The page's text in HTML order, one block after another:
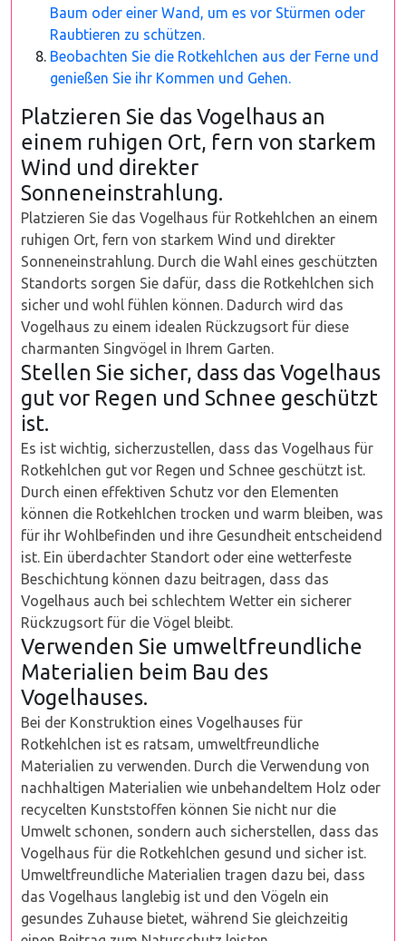
Baum oder einer Wand, um es vor Stürmen oder
Raubtieren zu schützen.
Beobachten Sie die Rotkehlchen aus der Ferne und
genießen Sie ihr Kommen und Gehen.
Platzieren Sie das Vogelhaus an
einem ruhigen Ort, fern von starkem
Wind und direkter
Sonneneinstrahlung.
Platzieren Sie das Vogelhaus für Rotkehlchen an einem
ruhigen Ort, fern von starkem Wind und direkter
Sonneneinstrahlung. Durch die Wahl eines geschützten
Standorts sorgen Sie dafür, dass die Rotkehlchen sich
sicher und wohl fühlen können. Dadurch wird das
Vogelhaus zu einem idealen Rückzugsort für diese
charmanten Singvögel in Ihrem Garten.
Stellen Sie sicher, dass das Vogelhaus
gut vor Regen und Schnee geschützt
ist.
Es ist wichtig, sicherzustellen, dass das Vogelhaus für
Rotkehlchen gut vor Regen und Schnee geschützt ist.
Durch einen effektiven Schutz vor den Elementen
können die Rotkehlchen trocken und warm bleiben, was
für ihr Wohlbefinden und ihre Gesundheit entscheidend
ist. Ein überdachter Standort oder eine wetterfeste
Beschichtung können dazu beitragen, dass das
Vogelhaus auch bei schlechtem Wetter ein sicherer
Rückzugsort für die Vögel bleibt.
Verwenden Sie umweltfreundliche
Materialien beim Bau des
Vogelhauses.
Bei der Konstruktion eines Vogelhauses für
Rotkehlchen ist es ratsam, umweltfreundliche
Materialien zu verwenden. Durch die Verwendung von
nachhaltigen Materialien wie unbehandeltem Holz oder
recycelten Kunststoffen können Sie nicht nur die
Umwelt schonen, sondern auch sicherstellen, dass das
Vogelhaus für die Rotkehlchen gesund und sicher ist.
Umweltfreundliche Materialien tragen dazu bei, dass
das Vogelhaus langlebig ist und den Vögeln ein
gesundes Zuhause bietet, während Sie gleichzeitig